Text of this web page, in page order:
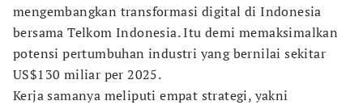
mengembangkan transformasi digital di Indonesia
bersama Telkom Indonesia. Itu demi memaksimalkan
potensi pertumbuhan industri yang bernilai sekitar
US$130 miliar per 2025.
Kerja samanya meliputi empat strategi, yakni